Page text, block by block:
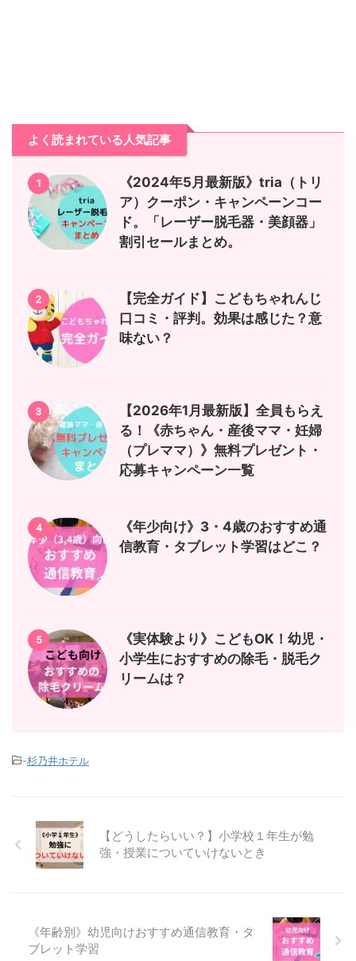
よく読まれている人気記事
1
《2024年5月最新版》tria（トリ
ア）クーポン・キャンペーンコー
ド。「レーザー脱毛器・美顔器」
割引セールまとめ。
2
【完全ガイド】こどもちゃれんじ
口コミ・評判。効果は感じた？意
味ない？
3
【2026年1月最新版】全員もらえ
る！《赤ちゃん・産後ママ・妊婦
（プレママ）》無料プレゼント・
応募キャンペーン一覧
4
《年少向け》3・4歳のおすすめ通
信教育・タブレット学習はどこ？
5
《実体験より》こどもOK！幼児・
小学生におすすめの除毛・脱毛ク
リームは？
-杉乃井ホテル
【どうしたらいい？】小学校１年生が勉
強・授業についていけないとき
《年齢別》幼児向けおすすめ通信教育・タ
ブレット学習